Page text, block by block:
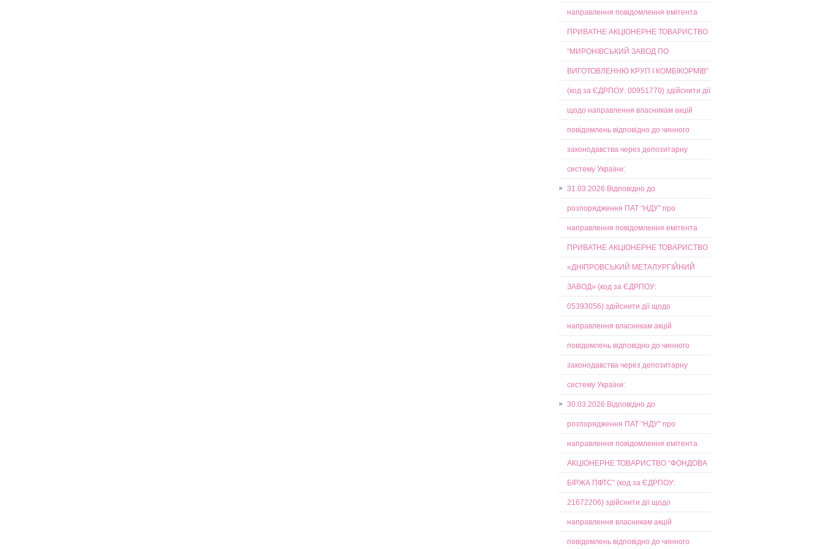
направлення повідомлення емітента
ПРИВАТНЕ АКЦІОНЕРНЕ ТОВАРИСТВО
“МИРОНІВСЬКИЙ ЗАВОД ПО
ВИГОТОВЛЕННЮ КРУП І КОМБІКОРМІВ”
(код за ЄДРПОУ: 00951770) здійснити дії
щодо направлення власникам акцій
повідомлень відповідно до чинного
законодавства через депозитарну
систему України:
31.03.2026 Відповідно до
розпорядження ПАТ “НДУ” про
направлення повідомлення емітента
ПРИВАТНЕ АКЦІОНЕРНЕ ТОВАРИСТВО
«ДНІПРОВСЬКИЙ МЕТАЛУРГІЙНИЙ
ЗАВОД» (код за ЄДРПОУ:
05393056) здійснити дії щодо
направлення власникам акцій
повідомлень відповідно до чинного
законодавства через депозитарну
систему України:
30.03.2026 Відповідно до
розпорядження ПАТ “НДУ” про
направлення повідомлення емітента
АКЦІОНЕРНЕ ТОВАРИСТВО “ФОНДОВА
БІРЖА ПФТС” (код за ЄДРПОУ:
21672206) здійснити дії щодо
направлення власникам акцій
повідомлень відповідно до чинного